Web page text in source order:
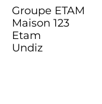
Groupe ETAM
Maison 123
Etam
Undiz